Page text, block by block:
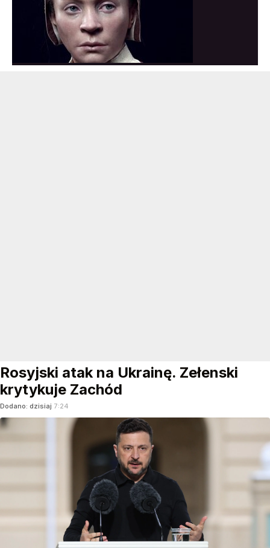
Rosyjski atak na Ukrainę. Zełenski
krytykuje Zachód
Dodano: dzisiaj 7:24